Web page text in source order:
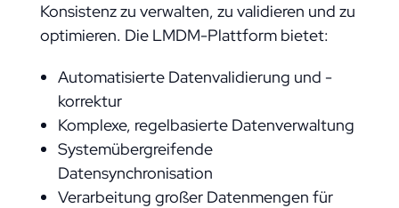
Konsistenz zu verwalten, zu validieren und zu
optimieren. Die LMDM-Plattform bietet:
Automatisierte Datenvalidierung und -
korrektur
Komplexe, regelbasierte Datenverwaltung
Systemübergreifende
Datensynchronisation
Verarbeitung großer Datenmengen für